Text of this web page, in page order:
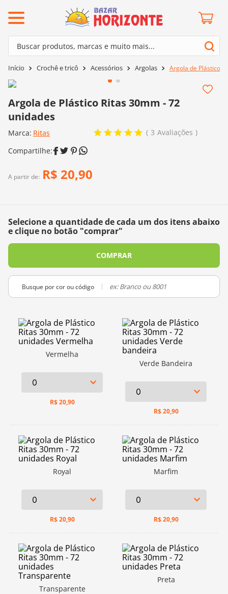
Buscar produtos, marcas e muito mais...
Crochê e tricô Acessórios Argolas Argola de Plástico
Argola de Plástico Ritas 30mm - 72
unidades
Marca: Ritas 3 Avaliações
A partir de: R$ 20,90
Selecione a quantidade de cada um dos itens abaixo
e clique no botão "comprar"
COMPRAR
Busque por cor ou código
Vermelha
R$20,90
Verde Bandeira
R$20,90
Royal
R$20,90
Marfim
R$20,90
Transparente
Preta
Termos mais buscados
3º kit amigurumi
4º agulha crochê
5º fio amigurumi
euroroma
9º charme
mais buscados
barroco
mollet
kit amigurumi
agulha crochê
fio amigurumi
batik